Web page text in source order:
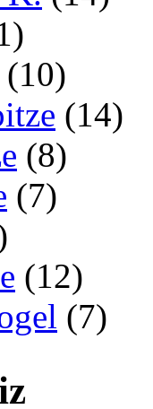
(10)
(14)
(8)
(7)
(12)
(7)